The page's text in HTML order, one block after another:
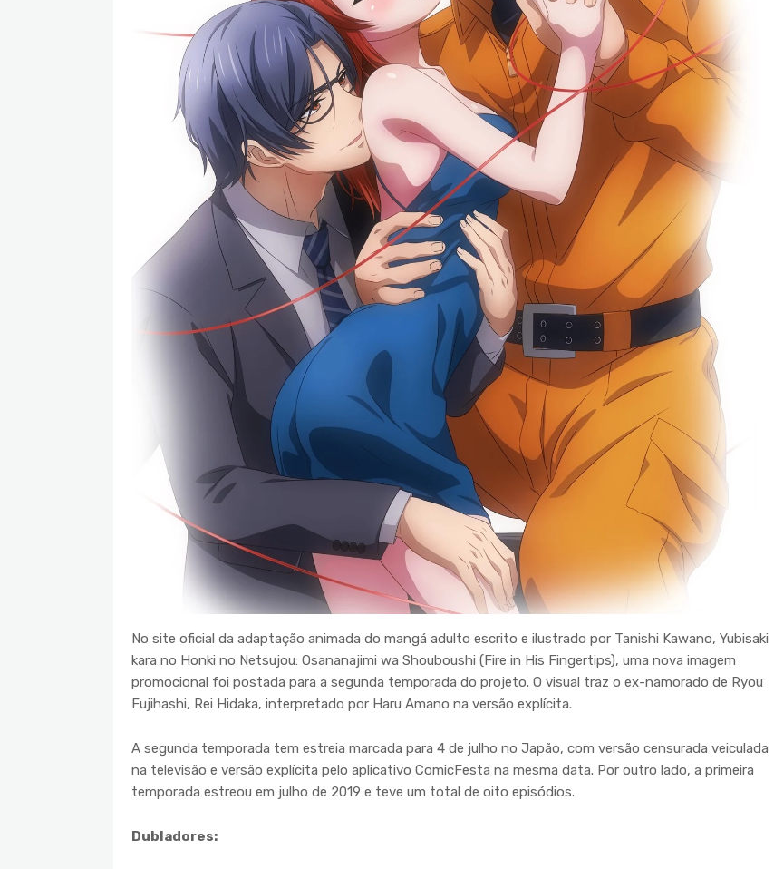
No site oficial da adaptação animada do mangá adulto escrito e ilustrado por Tanishi Kawano, Yubisaki
kara no Honki no Netsujou: Osananajimi wa Shouboushi (Fire in His Fingertips), uma nova imagem
promocional foi postada para a segunda temporada do projeto. O visual traz o ex-namorado de Ryou
Fujihashi, Rei Hidaka, interpretado por Haru Amano na versão explícita.
A segunda temporada tem estreia marcada para 4 de julho no Japão, com versão censurada veiculada
na televisão e versão explícita pelo aplicativo ComicFesta na mesma data. Por outro lado, a primeira
temporada estreou em julho de 2019 e teve um total de oito episódios.
Dubladores: